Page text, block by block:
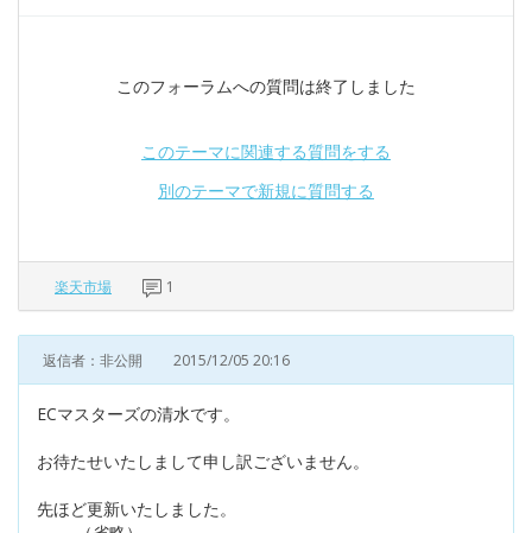
このフォーラムへの質問は終了しました
このテーマに関連する質問をする
別のテーマで新規に質問する
楽天市場 1
返信者：非公開 2015/12/05 20:16
ECマスターズの清水です。
お待たせいたしまして申し訳ございません。
先ほど更新いたしました。